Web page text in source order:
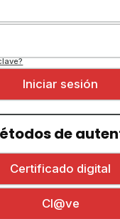
tu clave?
Iniciar
de